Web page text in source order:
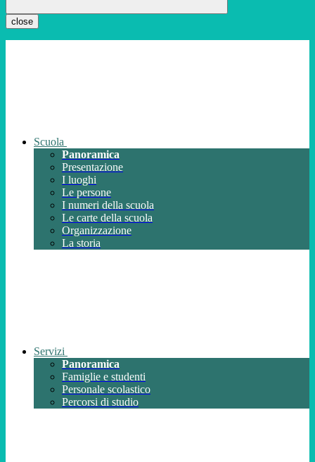
close
Scuola
Panoramica
Presentazione
I luoghi
Le persone
I numeri della scuola
Le carte della scuola
Organizzazione
La storia
Servizi
Panoramica
Famiglie e studenti
Personale scolastico
Percorsi di studio